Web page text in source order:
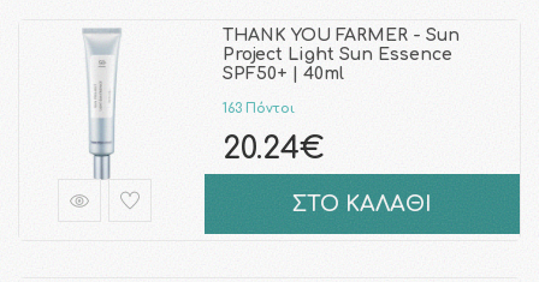
THANK YOU FARMER - Sun
Project Light Sun Essence
SPF50+ | 40ml
163 Πόντοι
20.24€
ΣΤΟ ΚΑΛΑΘΙ